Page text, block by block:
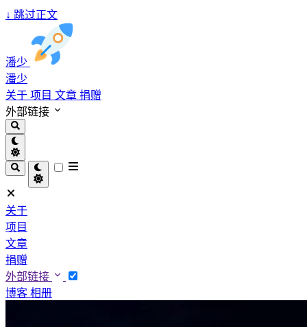
↓ 跳过正文
潘少
潘少
关于 项目 文章 捐赠
外部链接
关于
项目
文章
捐赠
外部链接
博客 相册